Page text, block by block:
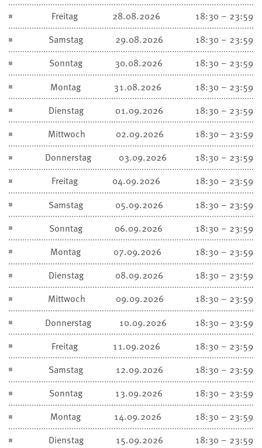
Freitag
28.08.2026
18:30 – 23:59
Samstag
29.08.2026
18:30 – 23:59
Sonntag
30.08.2026
18:30 – 23:59
Montag
31.08.2026
18:30 – 23:59
Dienstag
01.09.2026
18:30 – 23:59
Mittwoch
02.09.2026
18:30 – 23:59
Donnerstag
03.09.2026
18:30 – 23:59
Freitag
04.09.2026
18:30 – 23:59
Samstag
05.09.2026
18:30 – 23:59
Sonntag
06.09.2026
18:30 – 23:59
Montag
07.09.2026
18:30 – 23:59
Dienstag
08.09.2026
18:30 – 23:59
Mittwoch
09.09.2026
18:30 – 23:59
Donnerstag
10.09.2026
18:30 – 23:59
Freitag
11.09.2026
18:30 – 23:59
Samstag
12.09.2026
18:30 – 23:59
Sonntag
13.09.2026
18:30 – 23:59
Montag
14.09.2026
18:30 – 23:59
Dienstag
15.09.2026
18:30 – 23:59